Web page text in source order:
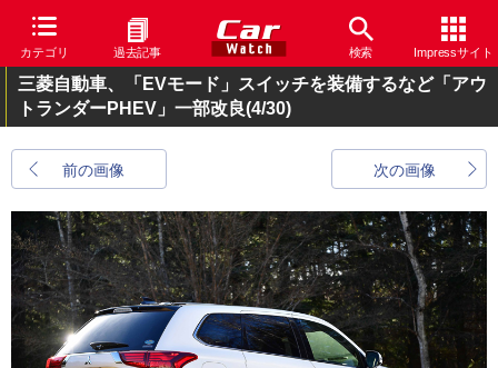
カテゴリ 過去記事 検索 Impressサイト
三菱自動車、「EVモード」スイッチを装備するなど「アウ
トランダーPHEV」一部改良(4/30)
前の画像 次の画像